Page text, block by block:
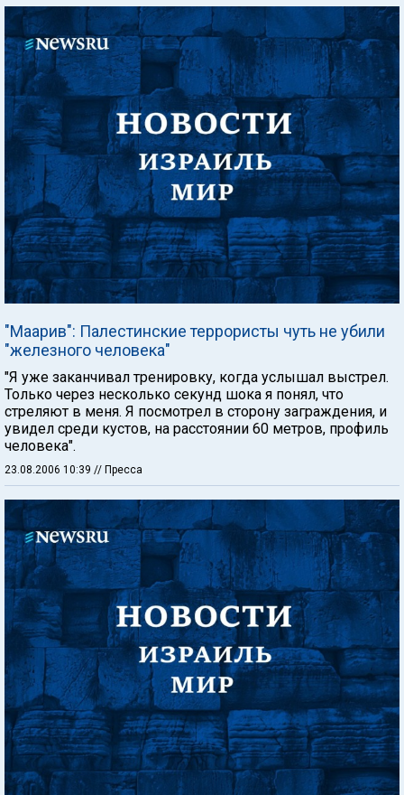
"Маарив": Палестинские террористы чуть не убили
"железного человека"
"Я уже заканчивал тренировку, когда услышал выстрел.
Только через несколько секунд шока я понял, что
стреляют в меня. Я посмотрел в сторону заграждения, и
увидел среди кустов, на расстоянии 60 метров, профиль
человека".
23.08.2006 10:39 // Пресса